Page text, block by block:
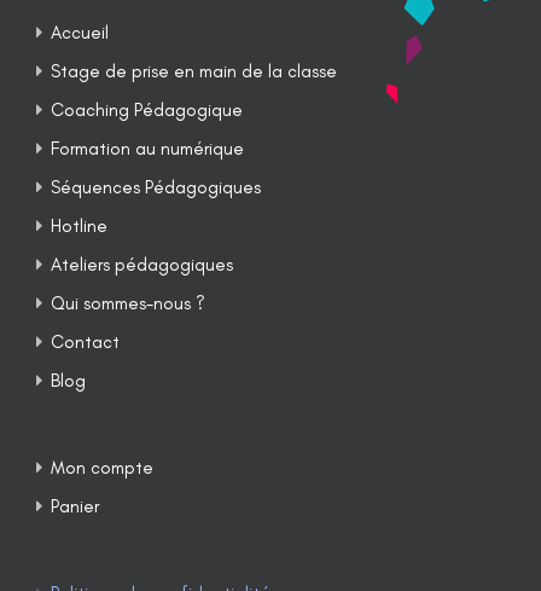
Accueil
Stage de prise en main de la classe
Coaching Pédagogique
Formation au numérique
Séquences Pédagogiques
Hotline
Ateliers pédagogiques
Qui sommes-nous ?
Contact
Blog
Mon compte
Panier